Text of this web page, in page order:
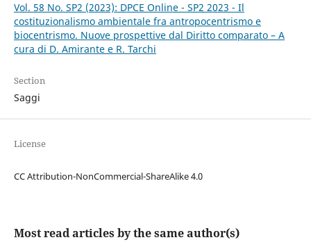
Vol. 58 No. SP2 (2023): DPCE Online - SP2 2023 - Il
costituzionalismo ambientale fra antropocentrismo e
biocentrismo. Nuove prospettive dal Diritto comparato – A
cura di D. Amirante e R. Tarchi
Section
Saggi
License
CC Attribution-NonCommercial-ShareAlike 4.0
Most read articles by the same author(s)